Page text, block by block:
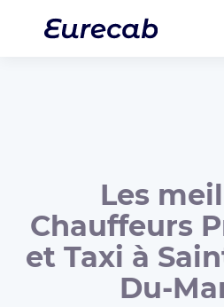
Les
Chauffeurs
et Taxi à
Du-